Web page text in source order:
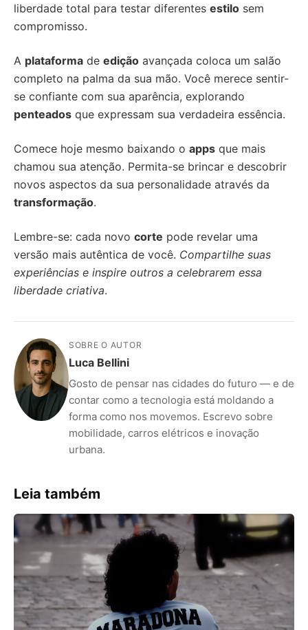
liberdade total para testar diferentes estilo sem
compromisso.
A plataforma de edição avançada coloca um salão
completo na palma da sua mão. Você merece sentir-
se confiante com sua aparência, explorando
penteados que expressam sua verdadeira essência.
Comece hoje mesmo baixando o apps que mais
chamou sua atenção. Permita-se brincar e descobrir
novos aspectos da sua personalidade através da
transformação.
Lembre-se: cada novo corte pode revelar uma
versão mais autêntica de você. Compartilhe suas
experiências e inspire outros a celebrarem essa
liberdade criativa.
SOBRE O AUTOR
Luca Bellini
Gosto de pensar nas cidades do futuro — e de
contar como a tecnologia está moldando a
forma como nos movemos. Escrevo sobre
mobilidade, carros elétricos e inovação
urbana.
Leia também